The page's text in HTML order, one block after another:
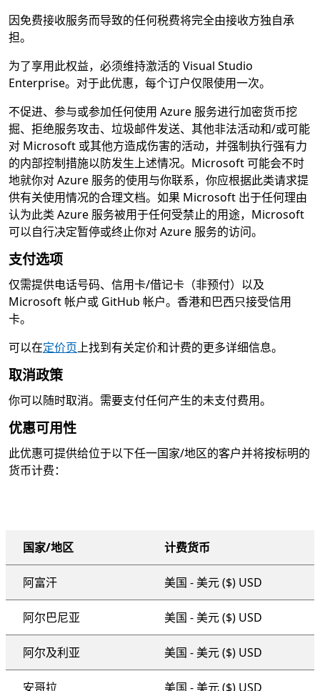
因免费接收服务而导致的任何税费将完全由接收方独自承
担。
为了享用此权益，必须维持激活的 Visual Studio
Enterprise。对于此优惠，每个订户仅限使用一次。
不促进、参与或参加任何使用 Azure 服务进行加密货币挖
掘、拒绝服务攻击、垃圾邮件发送、其他非法活动和/或可能
对 Microsoft 或其他方造成伤害的活动，并强制执行强有力
的内部控制措施以防发生上述情况。Microsoft 可能会不时
地就你对 Azure 服务的使用与你联系，你应根据此类请求提
供有关使用情况的合理文档。如果 Microsoft 出于任何理由
认为此类 Azure 服务被用于任何受禁止的用途，Microsoft
可以自行决定暂停或终止你对 Azure 服务的访问。
支付选项
仅需提供电话号码、信用卡/借记卡（非预付）以及
Microsoft 帐户或 GitHub 帐户。香港和巴西只接受信用
卡。
可以在定价页上找到有关定价和计费的更多详细信息。
取消政策
你可以随时取消。需要支付任何产生的未支付费用。
优惠可用性
此优惠可提供给位于以下任一国家/地区的客户并将按标明的
货币计费：
组织范围的支持套餐
国家/地区 计费货币
阿富汗 美国 - 美元 ($) USD
阿尔巴尼亚 美国 - 美元 ($) USD
阿尔及利亚 美国 - 美元 ($) USD
安哥拉 美国 - 美元 ($) USD